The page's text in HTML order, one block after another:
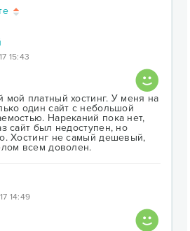
15:43
мой платный хостинг. У меня на
один сайт с небольшой
Нареканий пока нет,
сайт был недоступен, но
Хостинг не самый дешевый,
всем доволен.
14:49